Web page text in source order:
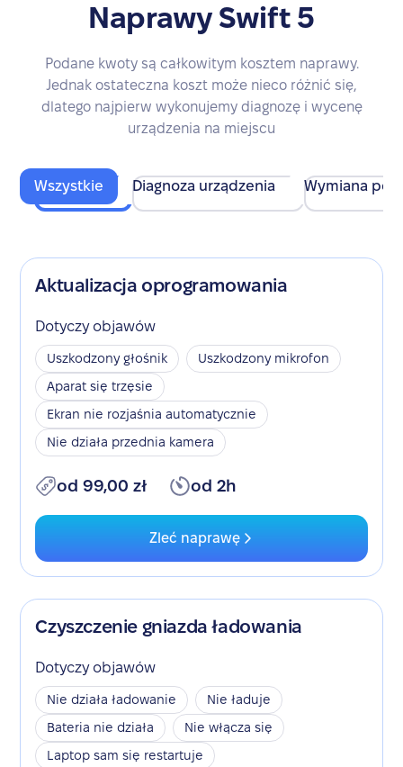
Naprawy Swift 5
Podane kwoty są całkowitym kosztem naprawy.
Jednak ostateczna koszt może nieco różnić się,
dlatego najpierw wykonujemy diagnozę i wycenę
urządzenia na miejscu
Wszystkie Diagnoza urządzenia Wymiana
Aktualizacja oprogramowania
Dotyczy objawów
Uszkodzony głośnik
Uszkodzony mikrofon
Aparat się trzęsie
Ekran nie rozjaśnia automatycznie
Nie działa przednia kamera
od 99,00 zł od 2h
Zleć naprawę
Czyszczenie gniazda ładowania
Dotyczy objawów
Nie działa ładowanie
Nie ładuje
Bateria nie działa
Nie włącza się
Laptop sam się restartuje